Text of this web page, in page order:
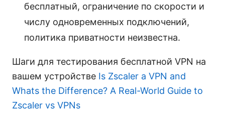
бесплатный, ограничение по скорости и
числу одновременных подключений,
политика приватности неизвестна.
Шаги для тестирования бесплатной VPN на
вашем устройстве Is Zscaler a VPN and
Whats the Difference? A Real-World Guide to
Zscaler vs VPNs